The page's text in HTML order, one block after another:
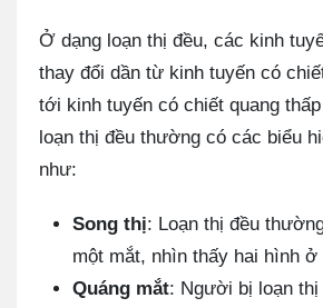
Ở dạng loạn thị đều, các kinh
thay đổi dần từ kinh tuyến có
tới kinh tuyến có chiết quang
loạn thị đều thường có các biểu
như:
Song thị: Loạn thị đều
một mắt, nhìn thấy hai hình ở
Quáng mắt: Người bị loạn thị